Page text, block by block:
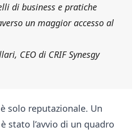
di business e pratiche
un maggior accesso al
CEO di CRIF Synesgy
solo reputazionale. Un
stato l’avvio di un quadro